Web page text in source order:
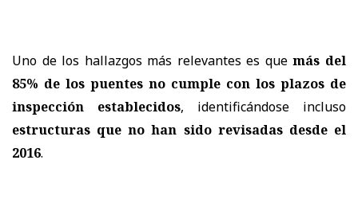
Uno de los hallazgos más relevantes es quemás del
85% de los puentes no cumple con los plazos de
inspección establecidos, identificándose incluso
estructuras que no han sido revisadas desde el
2016.